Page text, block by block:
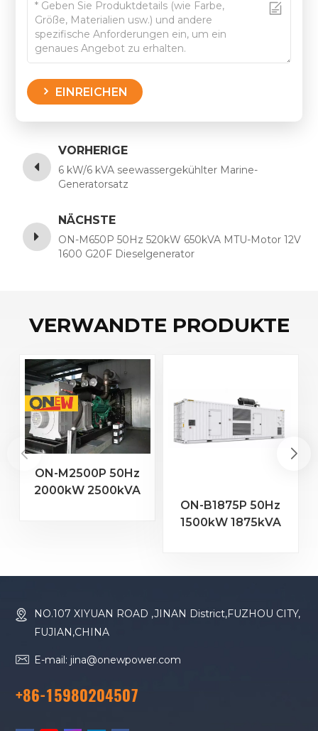
EINREICHEN
VORHERIGE
6 kW/6 kVA seewassergekühlter Marine-
Generatorsatz
NÄCHSTE
ON-M650P 50Hz 520kW 650kVA MTU-Motor 12V
1600 G20F Dieselgenerator
VERWANDTE PRODUKTE
ON-M2500P 50Hz
2000kW 2500kVA
ON-B1875P 50Hz
1500kW 1875kVA
Dieselgenerator
NO.107 XIYUAN ROAD ,JINAN District,FUZHOU CITY,
FUJIAN,CHINA
E-mail: jina@onewpower.com
+86-15980204507